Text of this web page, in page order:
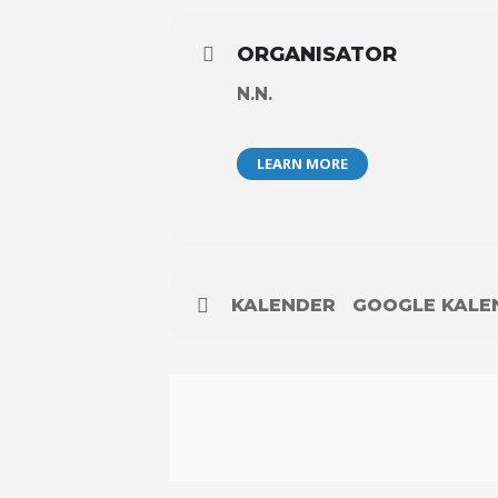
ORGANISATOR
N.N.
LEARN MORE
KALENDER GOOGLE